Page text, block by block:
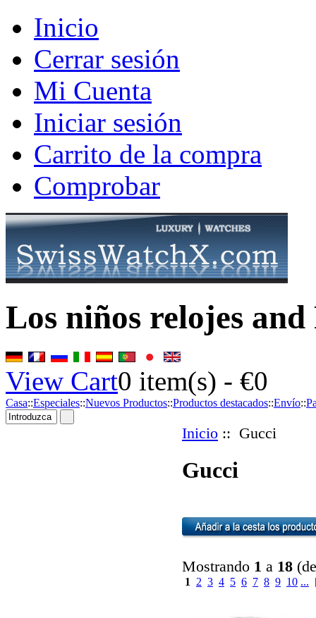
Inicio
Cerrar sesión
Mi Cuenta
Iniciar sesión
Carrito de la compra
Comprobar
Los niños relojes
View Cart0 item(s) - €0
Casa::Especiales::Nuevos Productos::Productos destacados::Envío::
Inicio :: Gucci
Gucci
Mostrando 1 a 18
1 2 3 4 5 6 7 8 9 10 ...